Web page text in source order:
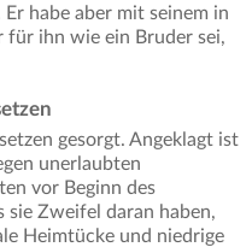
habe aber mit seinem in
für ihn wie ein Bruder sei,
gesorgt. Angeklagt ist
unerlaubten
vor Beginn des
sie Zweifel daran haben,
Heimtücke und niedrige